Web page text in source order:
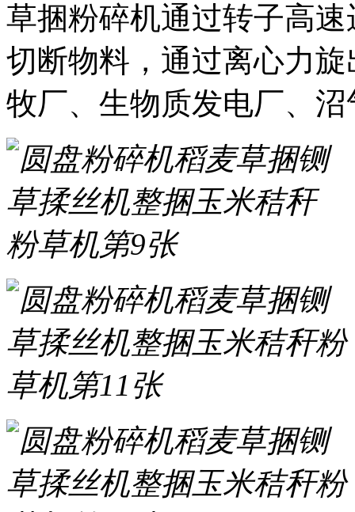
草捆粉碎机通过转子高
切断物料，通过离心力
牧厂、生物质发电厂、